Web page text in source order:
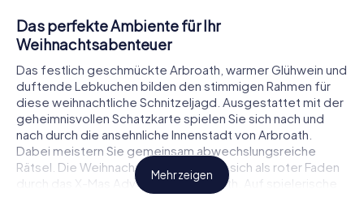
Das perfekte Ambiente für Ihr
Weihnachtsabenteuer
Das festlich geschmückte Arbroath, warmer Glühwein und
duftende Lebkuchen bilden den stimmigen Rahmen für
diese weihnachtliche Schnitzeljagd. Ausgestattet mit der
geheimnisvollen Schatzkarte spielen Sie sich nach und
nach durch die ansehnliche Innenstadt von Arbroath.
Dabei meistern Sie gemeinsam abwechslungsreiche
Rätsel. Die Weihnachtsthematik zieht sich als roter Faden
durch das X-Mas Adventure in Arbroath. Auf spielerische
Weise erfahren Sie faszinierende Anekdoten rund um das
Mehr zeigen